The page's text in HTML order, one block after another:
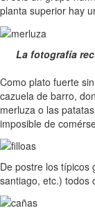
planta superior hay
La fotografía
Como plato fuerte
cazuela de barro,
merluza o las
imposible de
De postre los típicos
santiago, etc.) todos